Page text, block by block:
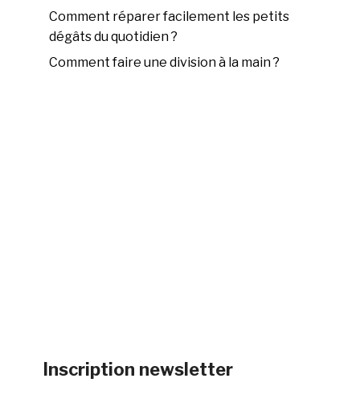
Comment réparer facilement les petits
dégâts du quotidien ?
Comment faire une division à la main ?
Inscription newsletter